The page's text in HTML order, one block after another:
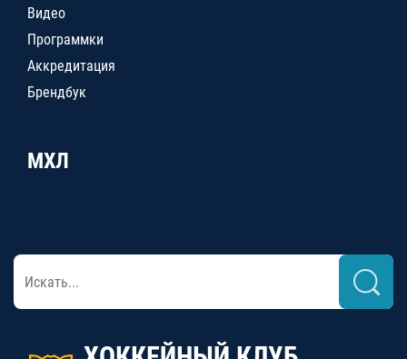
Видео
Программки
Аккредитация
Брендбук
МХЛ